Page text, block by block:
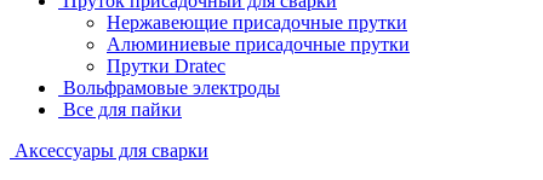
Нержавеющие присадочные прутки
Алюминиевые присадочные прутки
Прутки Dratec
Вольфрамовые электроды
Все для пайки
Аксессуары для сварки